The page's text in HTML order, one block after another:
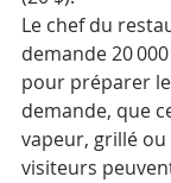
Le chef du
demande 20
pour préparer
demande, que
vapeur, grillé ou
visiteurs